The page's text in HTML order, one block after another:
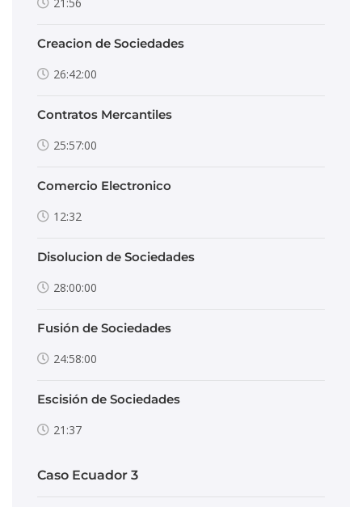
21:56
Creacion de Sociedades
26:42:00
Contratos Mercantiles
25:57:00
Comercio Electronico
12:32
Disolucion de Sociedades
28:00:00
Fusión de Sociedades
24:58:00
Escisión de Sociedades
21:37
Caso Ecuador 3